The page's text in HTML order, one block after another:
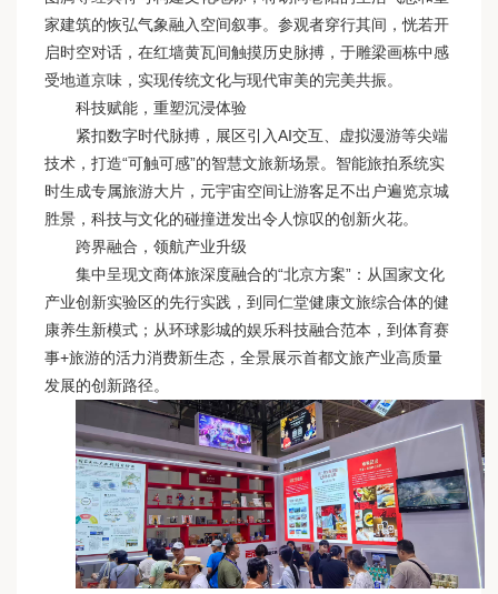
家建筑的恢弘气象融入空间叙事。参观者穿行其间，恍若开
启时空对话，在红墙黄瓦间触摸历史脉搏，于雕梁画栋中感
受地道京味，实现传统文化与现代审美的完美共振。
科技赋能，重塑沉浸体验
紧扣数字时代脉搏，展区引入AI交互、虚拟漫游等尖端
技术，打造“可触可感”的智慧文旅新场景。智能旅拍系统实
时生成专属旅游大片，元宇宙空间让游客足不出户遍览京城
胜景，科技与文化的碰撞迸发出令人惊叹的创新火花。
跨界融合，领航产业升级
集中呈现文商体旅深度融合的“北京方案”：从国家文化
产业创新实验区的先行实践，到同仁堂健康文旅综合体的健
康养生新模式；从环球影城的娱乐科技融合范本，到体育赛
事+旅游的活力消费新生态，全景展示首都文旅产业高质量
发展的创新路径。